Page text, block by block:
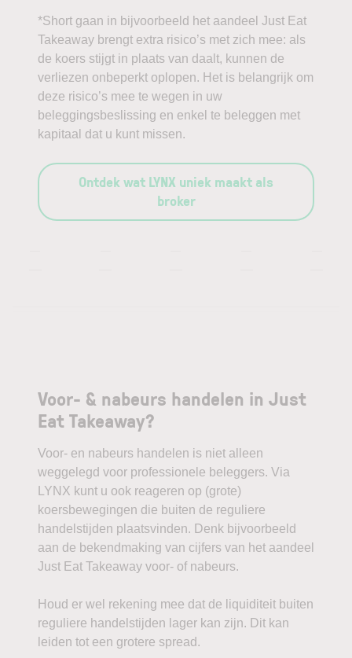
*Short gaan in bijvoorbeeld het aandeel Just Eat
Takeaway brengt extra risico’s met zich mee: als
de koers stijgt in plaats van daalt, kunnen de
verliezen onbeperkt oplopen. Het is belangrijk om
deze risico’s mee te wegen in uw
beleggingsbeslissing en enkel te beleggen met
kapitaal dat u kunt missen.
Ontdek wat LYNX uniek maakt als
broker
Voor- & nabeurs handelen in Just
Eat Takeaway?
Voor- en nabeurs handelen is niet alleen
weggelegd voor professionele beleggers. Via
LYNX kunt u ook reageren op (grote)
koersbewegingen die buiten de reguliere
handelstijden plaatsvinden. Denk bijvoorbeeld
aan de bekendmaking van cijfers van het aandeel
Just Eat Takeaway voor- of nabeurs.
Houd er wel rekening mee dat de liquiditeit buiten
reguliere handelstijden lager kan zijn. Dit kan
leiden tot een grotere spread.